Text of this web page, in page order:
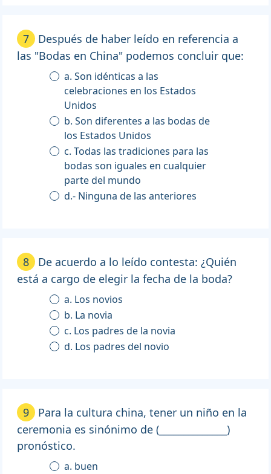
7
Después de haber leído en referencia a
las "Bodas en China" podemos concluir que:
a. Son idénticas a las
celebraciones en los Estados
Unidos
b. Son diferentes a las bodas de
los Estados Unidos
c. Todas las tradiciones para las
bodas son iguales en cualquier
parte del mundo
d.- Ninguna de las anteriores
8
De acuerdo a lo leído contesta: ¿Quién
está a cargo de elegir la fecha de la boda?
a. Los novios
b. La novia
c. Los padres de la novia
d. Los padres del novio
9
Para la cultura china, tener un niño en la
ceremonia es sinónimo de (______________)
pronóstico.
a. buen